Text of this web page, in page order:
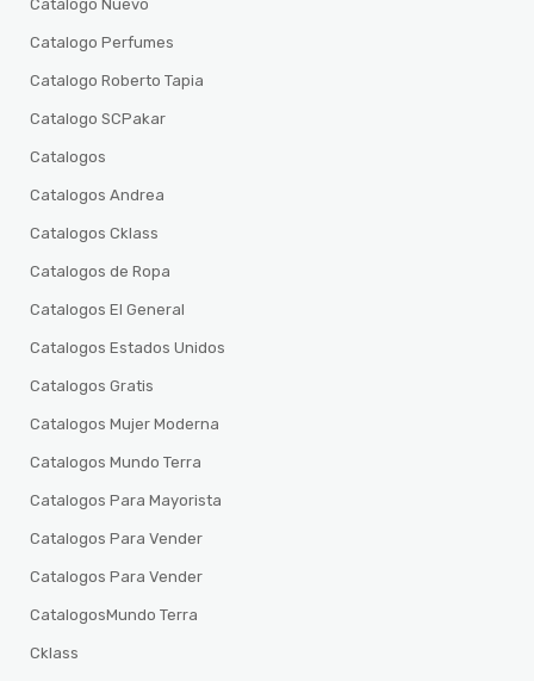
Catalogo Nuevo
Catalogo Perfumes
Catalogo Roberto Tapia
Catalogo SCPakar
Catalogos
Catalogos Andrea
Catalogos Cklass
Catalogos de Ropa
Catalogos El General
Catalogos Estados Unidos
Catalogos Gratis
Catalogos Mujer Moderna
Catalogos Mundo Terra
Catalogos Para Mayorista
Catalogos Para Vender
Catalogos Para Vender
CatalogosMundo Terra
Cklass